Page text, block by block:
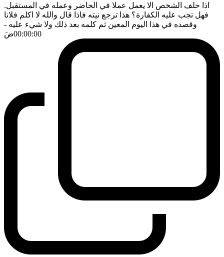
اذا حلف الشخص الا يعمل عملا في الحاضر وعمله في المستقبل.
فهل تجب عليه الكفارة؟ هذا ترجع نيته فاذا قال والله لا اكلم فلانا
وقصده في هذا اليوم المعين ثم كلمه بعد ذلك ولا شيء عليه -
00:00:00ضَ